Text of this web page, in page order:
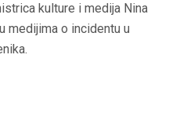
kulture i medija Nina
medijima o incidentu u